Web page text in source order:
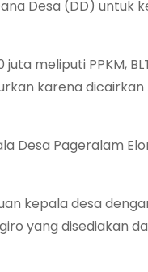
Desa (DD) untuk
meliputi PPKM,
karena dicairkan
Desa Pageralam
kepala desa
yang disediakan